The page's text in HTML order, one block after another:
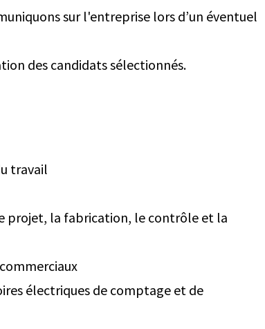
sur l'entreprise lors d’un éventuel
des candidats sélectionnés.
travail
projet, la fabrication, le contrôle et la
électriques de comptage et de